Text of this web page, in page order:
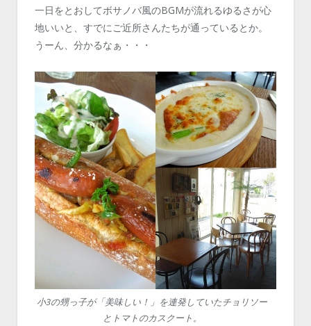
一日をとおしてボサノバ風のBGMが流れるゆるさが心
地いいと、すでにご近所さんたちが通っているとか。
うーん、分かるなぁ・・・
小3の甥っ子が「美味しい！」を連発していたチョリソー
とトマトのカスクート。